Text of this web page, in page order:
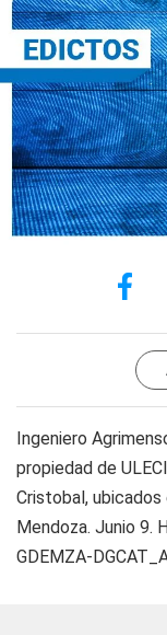
Ingeniero
propiedad de
Cristobal, ubicados
Mendoza. Junio 9.
GDEMZA-